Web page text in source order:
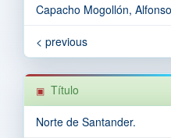
Capacho Mogollón,
< previous
Título
Norte de Santander.